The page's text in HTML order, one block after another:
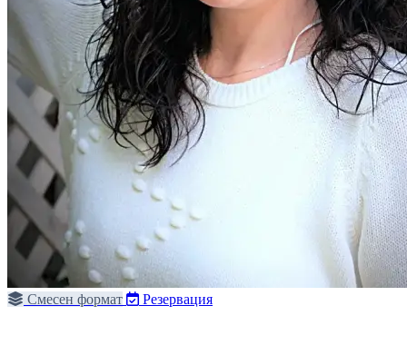
Смесен формат Резервация